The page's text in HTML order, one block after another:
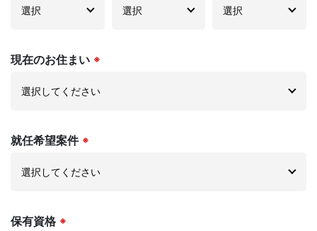
現在のお住まい ※
就任希望案件 ※
保有資格 ※